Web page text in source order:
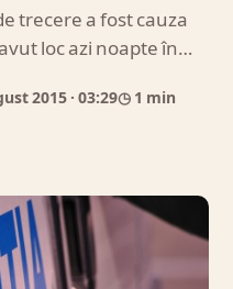
trecere a fost cauza
loc azi noapte în…
2015· 03:29◷ 1 min